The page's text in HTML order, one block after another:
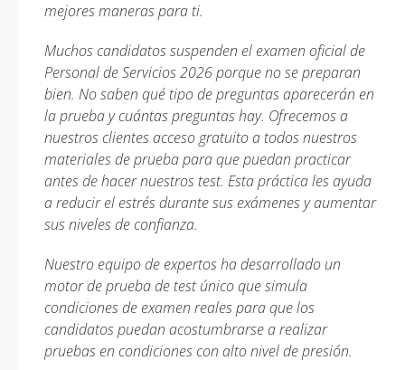
mejores maneras para ti.
Muchos candidatos suspenden el examen oficial de
Personal de Servicios 2026 porque no se preparan
bien. No saben qué tipo de preguntas aparecerán en
la prueba y cuántas preguntas hay. Ofrecemos a
nuestros clientes acceso gratuito a todos nuestros
materiales de prueba para que puedan practicar
antes de hacer nuestros test. Esta práctica les ayuda
a reducir el estrés durante sus exámenes y aumentar
sus niveles de confianza.
Nuestro equipo de expertos ha desarrollado un
motor de prueba de test único que simula
condiciones de examen reales para que los
candidatos puedan acostumbrarse a realizar
pruebas en condiciones con alto nivel de presión.